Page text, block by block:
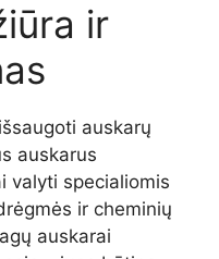
ir
auskarų
auskarus
valyti specialiomis
ir cheminių
auskarai